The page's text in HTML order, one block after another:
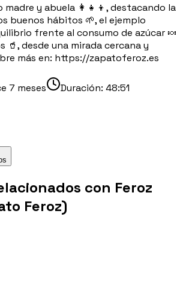
madre y abuela 👩‍👧‍👦, destacando la
buenos hábitos 🌱, el ejemplo
frente al consumo de azúcar 🍬
🥤, desde una mirada cercana y
más en: https://zapatoferoz.es
7 meses Duración: 48:51
con Feroz
Feroz)